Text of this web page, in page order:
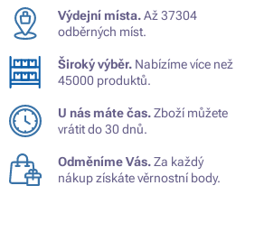
Výdejní místa.Až 37304
odběrných míst.
Široký výběr. Nabízíme více než
45000 produktů.
U nás máte čas.Zboží můžete
vrátit do 30 dnů.
Odměníme Vás.Za každý
nákup získáte věrnostní body.